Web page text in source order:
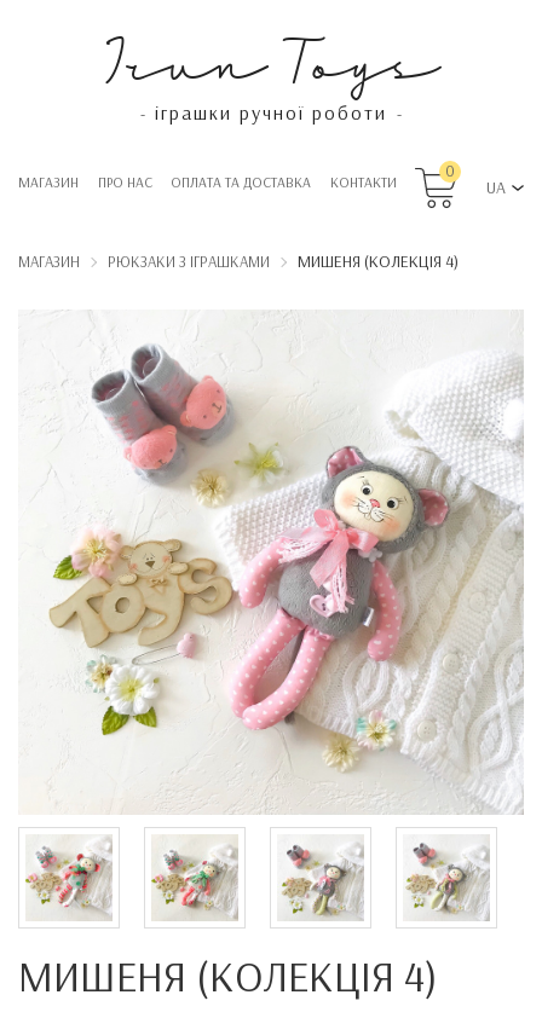
Irun Toys
- іграшки ручної роботи -
МАГАЗИН ПРО НАС OПЛАТА ТА ДОСТАВКА КОНТАКТИ
0
UA
МАГАЗИН РЮКЗАКИ З ІГРАШКАМИ МИШЕНЯ (КОЛЕКЦІЯ 4)
МИШЕНЯ (КОЛЕКЦІЯ 4)